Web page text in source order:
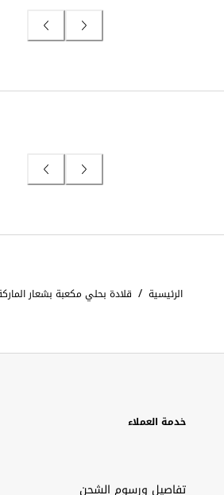
الرئيسية / قلادة بحلي مكعبة بشعار
خدمة العملاء
تفاصيل ورسوم الشحن